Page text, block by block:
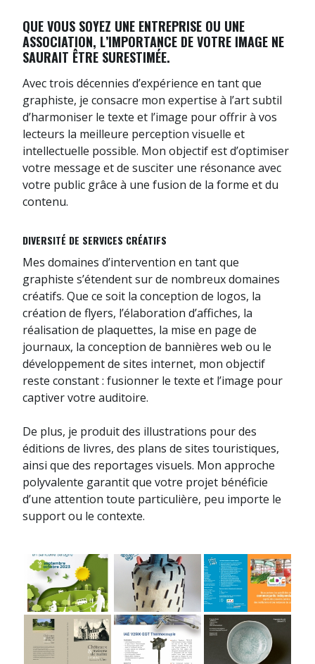
QUE VOUS SOYEZ UNE ENTREPRISE OU UNE
ASSOCIATION, L’IMPORTANCE DE VOTRE IMAGE NE
SAURAIT ÊTRE SURESTIMÉE.
Avec trois décennies d’expérience en tant que
graphiste, je consacre mon expertise à l’art subtil
d’harmoniser le texte et l’image pour offrir à vos
lecteurs la meilleure perception visuelle et
intellectuelle possible. Mon objectif est d’optimiser
votre message et de susciter une résonance avec
votre public grâce à une fusion de la forme et du
contenu.
DIVERSITÉ DE SERVICES CRÉATIFS
Mes domaines d’intervention en tant que
graphiste s’étendent sur de nombreux domaines
créatifs. Que ce soit la conception de logos, la
création de flyers, l’élaboration d’affiches, la
réalisation de plaquettes, la mise en page de
journaux, la conception de bannières web ou le
développement de sites internet, mon objectif
reste constant : fusionner le texte et l’image pour
captiver votre auditoire.
De plus, je produit des illustrations pour des
éditions de livres, des plans de sites touristiques,
ainsi que des reportages visuels. Mon approche
polyvalente garantit que votre projet bénéficie
d’une attention toute particulière, peu importe le
support ou le contexte.